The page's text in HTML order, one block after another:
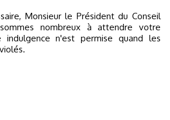
Monsieur le Président du Conseil
nombreux à attendre votre
indulgence n'est permise quand les